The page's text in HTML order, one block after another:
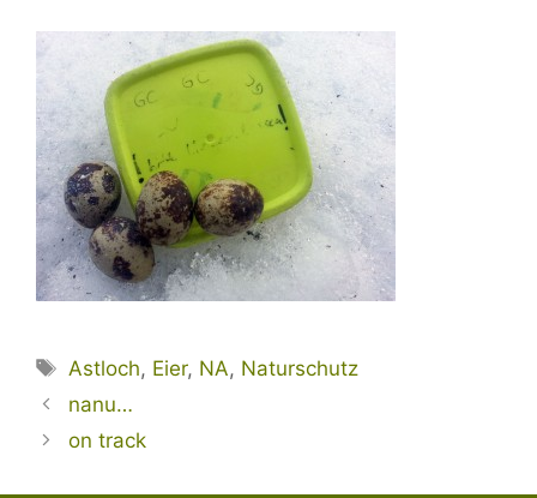
Schlagwörter
Astloch, Eier, NA, Naturschutz
nanu…
on track